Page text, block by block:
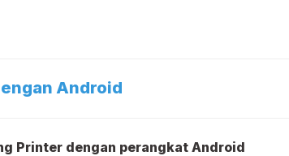
Android
Printer dengan perangkat Android